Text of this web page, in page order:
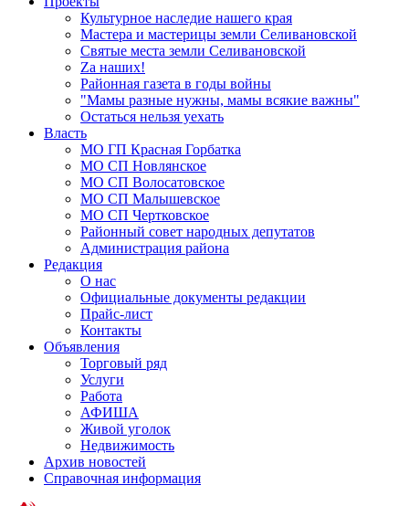
Культурное наследие нашего края
Мастера и мастерицы земли Селивановской
Святые места земли Селивановской
Zа наших!
Районная газета в годы войны
"Мамы разные нужны, мамы всякие важны"
Остаться нельзя уехать
Власть
МО ГП Красная Горбатка
МО СП Новлянское
МО СП Волосатовское
МО СП Малышевское
МО СП Чертковское
Районный совет народных депутатов
Администрация района
Редакция
О нас
Официальные документы редакции
Прайс-лист
Контакты
Объявления
Торговый ряд
Услуги
Работа
АФИША
Живой уголок
Недвижимость
Архив новостей
Справочная информация